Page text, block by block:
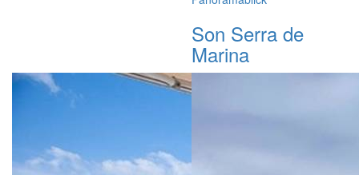
Son Serra de
Marina